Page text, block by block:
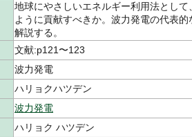
地球にやさしいエネルギー利用法とし
ように貢献すべきか。波力発電の代表
解説する。
文献:p121〜123
波力発電
ハリョクハツデン
波力発電
ハリョク ハツデン